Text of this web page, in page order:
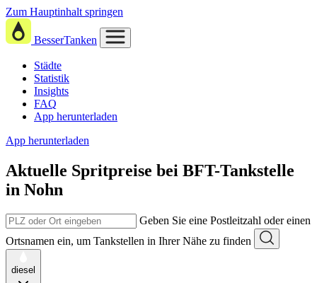
Zum Hauptinhalt springen
BesserTanken
Städte
Statistik
Insights
FAQ
App herunterladen
App herunterladen
Aktuelle Spritpreise bei BFT-Tankstelle
in Nohn
Geben Sie eine Postleitzahl oder einen
Ortsnamen ein, um Tankstellen in Ihrer Nähe zu finden
diesel